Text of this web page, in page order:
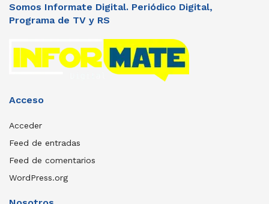
Somos Informate Digital. Periódico Digital,
Programa de TV y RS
Acceso
Acceder
Feed de entradas
Feed de comentarios
WordPress.org